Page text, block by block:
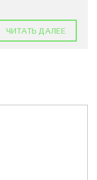
ЧИТАТЬ ДАЛЕЕ